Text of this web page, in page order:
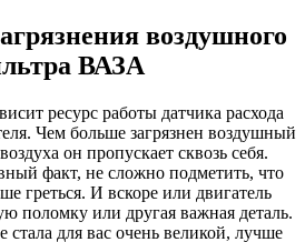
воздушного
ВАЗА
ресурс работы датчика расхода
Чем больше загрязнен воздушный
он пропускает сквозь себя.
факт, не сложно подметить, что
греться. И вскоре или двигатель
поломку или другая важная деталь.
стала для вас очень великой, лучше